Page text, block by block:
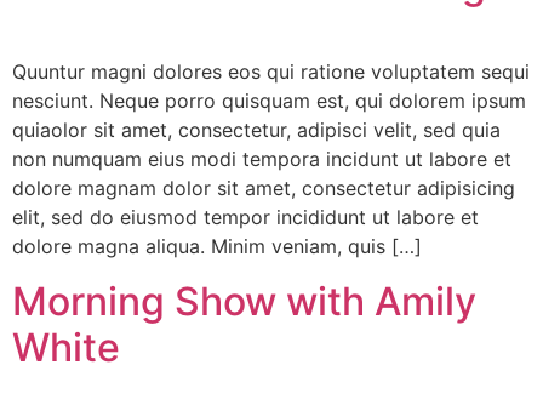
Quuntur magni dolores eos qui ratione voluptatem sequi
nesciunt. Neque porro quisquam est, qui dolorem ipsum
quiaolor sit amet, consectetur, adipisci velit, sed quia
non numquam eius modi tempora incidunt ut labore et
dolore magnam dolor sit amet, consectetur adipisicing
elit, sed do eiusmod tempor incididunt ut labore et
dolore magna aliqua. Minim veniam, quis […]
Morning Show with Amily
White